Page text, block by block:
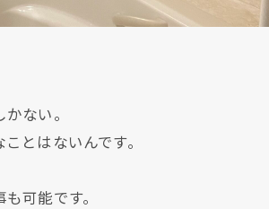
ない。
とはないんです。
可能です。